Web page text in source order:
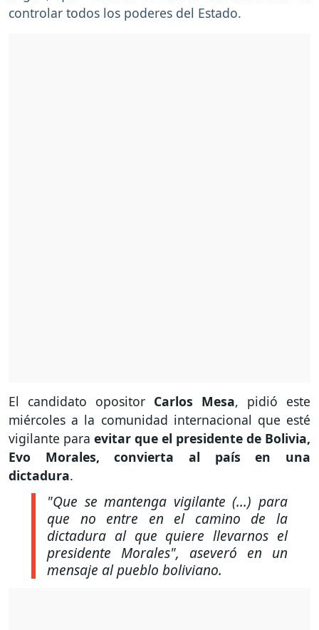
controlar todos los poderes del Estado.
El candidato opositor Carlos Mesa, pidió este
miércoles a la comunidad internacional que esté
vigilante para evitar que el presidente de Bolivia,
Evo Morales, convierta al país en una
dictadura.
"Que se mantenga vigilante (...) para
que no entre en el camino de la
dictadura al que quiere llevarnos el
presidente Morales", aseveró en un
mensaje al pueblo boliviano.